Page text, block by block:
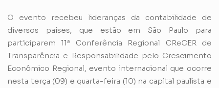
O evento recebeu lideranças da contabilidade de
diversos países, que estão em São Paulo para
participarem 11ª Conferência Regional CReCER de
Transparência e Responsabilidade pelo Crescimento
Econômico Regional, evento internacional que ocorre
nesta terça (09) e quarta-feira (10) na capital paulista e